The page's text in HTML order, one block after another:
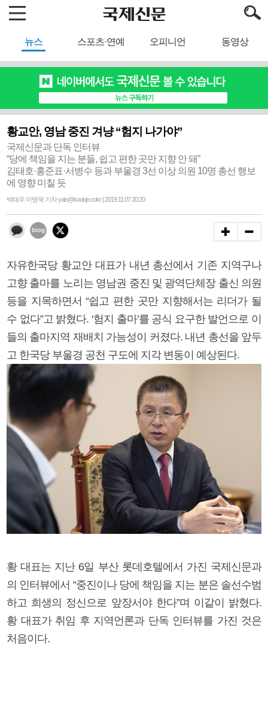
뉴스 스포츠·연예 오피니언 동영상
황교안, 영남 중진 겨냥 “험지 나가야”
국제신문과 단독 인터뷰
“당에 책임을 지는 분들, 쉽고 편한 곳만 지향 안 돼”
김태호·홍준표·서병수 등과 부울경 3선 이상 의원 10명 총선 행보
에 영향 미칠 듯
박태우 이병욱 기자 yain@kookje.cokr | 2019.11.07 20:20
자유한국당 황교안 대표가 내년 총선에서 기존 지역구나
고향 출마를 노리는 영남권 중진 및 광역단체장 출신 의원
등을 지목하면서 “쉽고 편한 곳만 지향해서는 리더가 될
수 없다”고 밝혔다. ‘험지 출마’를 공식 요구한 발언으로 이
들의 출마지역 재배치 가능성이 커졌다. 내년 총선을 앞두
고 한국당 부울경 공천 구도에 지각 변동이 예상된다.
황 대표는 지난 6일 부산 롯데호텔에서 가진 국제신문과
의 인터뷰에서 “중진이나 당에 책임을 지는 분은 솔선수범
하고 희생의 정신으로 앞장서야 한다”며 이같이 밝혔다.
황 대표가 취임 후 지역언론과 단독 인터뷰를 가진 것은
처음이다.